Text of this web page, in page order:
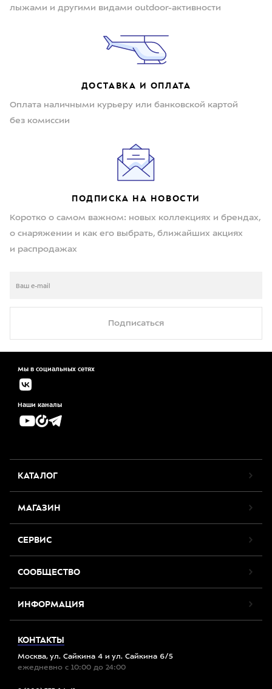
лыжами и другими видами outdoor-активности
ДОСТАВКА И ОПЛАТА
Оплата наличными курьеру или банковской картой
без комиссии
ПОДПИСКА НА НОВОСТИ
Коротко о самом важном: новых коллекциях и брендах,
о снаряжении и как его выбрать, ближайших акциях
и распродажах
Подписаться
Мы в социальных сетях
Наши каналы
КАТАЛОГ
МАГАЗИН
СЕРВИС
СООБЩЕСТВО
ИНФОРМАЦИЯ
КОНТАКТЫ
Москва, ул. Сайкина 4 и ул. Сайкина 6/5
ежедневно с 10:00 до 24:00